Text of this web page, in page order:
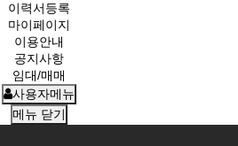
이력서등록
마이페이지
이용안내
공지사항
임대/매매
사용자메뉴
메뉴 닫기